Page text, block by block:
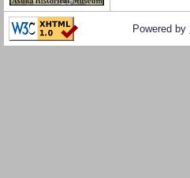
Powered by